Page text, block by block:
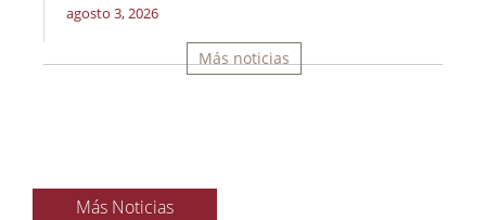
agosto 3, 2026
Más noticias
Más Noticias